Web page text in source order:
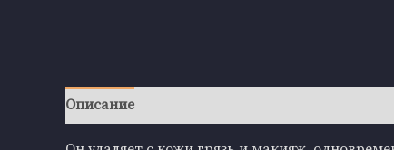
Описание